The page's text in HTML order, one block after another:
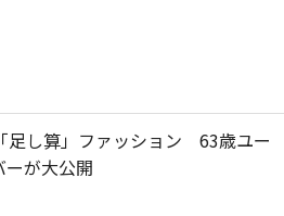
足し算」ファッション 63歳ユー
ーが大公開